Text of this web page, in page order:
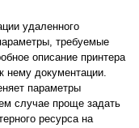
удаленного
требуемые
описание принтера
нему документации.
параметры
случае проще задать
ресурса на